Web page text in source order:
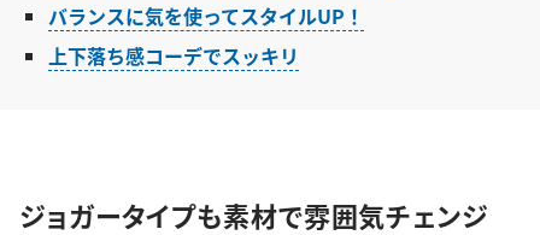
バランスに気を使ってスタイルUP！
上下落ち感コーデでスッキリ
ジョガータイプも素材で雰囲気チェンジ